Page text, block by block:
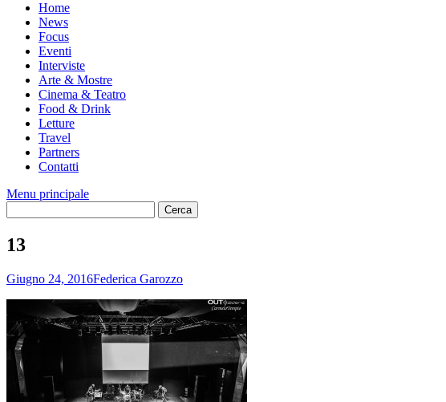
Home
News
Focus
Eventi
Interviste
Arte & Mostre
Cinema & Teatro
Food & Drink
Letture
Travel
Partners
Contatti
Menu principale
13
Giugno 24, 2016Federica Garozzo